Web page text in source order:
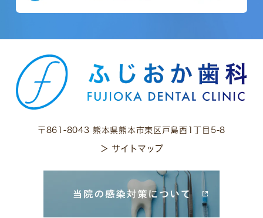
〒861-8043 熊本県熊本市東区戸島西1丁目5-8
＞ サイトマップ